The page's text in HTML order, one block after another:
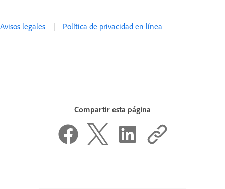
Avisos legales | Política de privacidad en línea
Compartir esta página